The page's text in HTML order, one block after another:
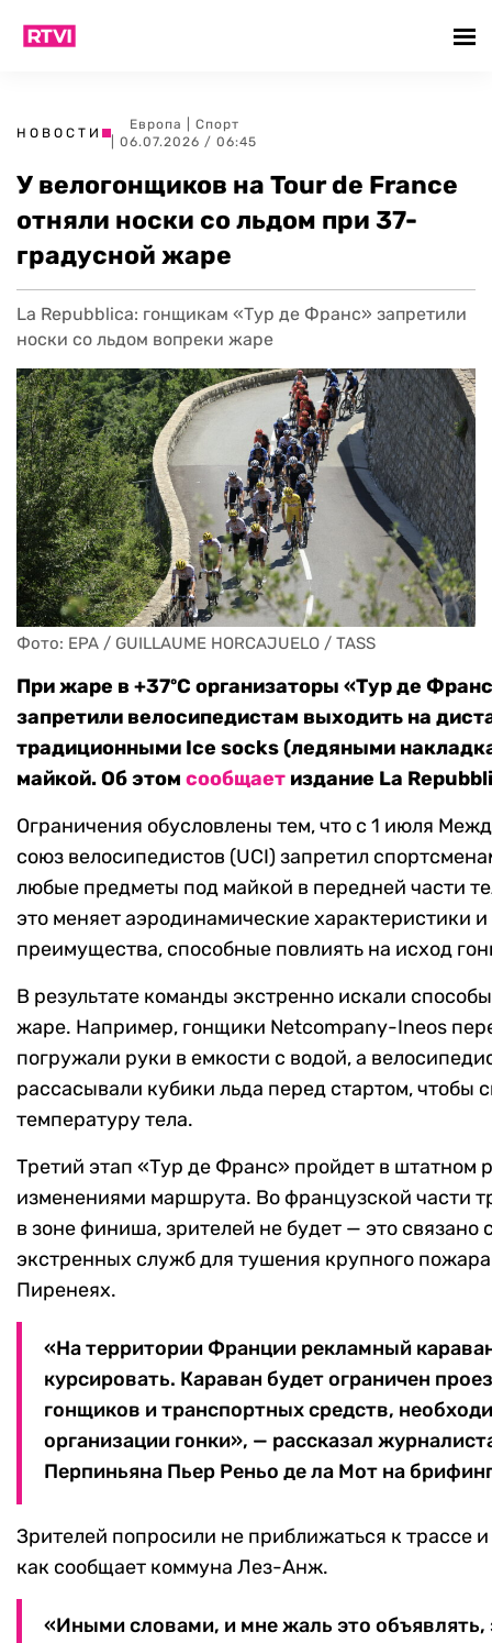
НОВОСТИ
Европа
Спорт
| 06.07.2026 / 06:45
У велогонщиков на Tour de France
отняли носки со льдом при 37-
градусной жаре
La Repubblica: гонщикам «Тур де Франс» запретили
носки со льдом вопреки жаре
Фото: EPA / GUILLAUME HORCAJUELO / TASS
При жаре в +37ºС организаторы «Тур де
запретили велосипедистам выходить на
традиционными Ice socks (ледяными
майкой. Об этом сообщает издание La
Ограничения обусловлены тем, что с 1 июля
союз велосипедистов (UCI) запретил
любые предметы под майкой в передней части
это меняет аэродинамические характеристики
преимущества, способные повлиять на исход
В результате команды экстренно искали
жаре. Например, гонщики Netcompany-Ineos
погружали руки в емкости с водой, а
рассасывали кубики льда перед стартом, чтобы
температуру тела.
Третий этап «Тур де Франс» пройдет в штатном
изменениями маршрута. Во французской части
в зоне финиша, зрителей не будет — это связано
экстренных служб для тушения крупного
Пиренеях.
«На территории Франции рекламный
курсировать. Караван будет ограничен
гонщиков и транспортных средств,
организации гонки», — рассказал
Перпиньяна Пьер Реньо де ла Мот на
Зрителей попросили не приближаться к трассе
как сообщает коммуна Лез-Анж.
«Иными словами, и мне жаль это объявлять,